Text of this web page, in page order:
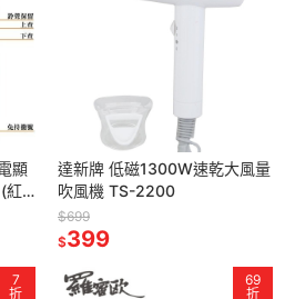
顯
紅
達新牌 低磁1300W速乾大風量
吹風機 TS-2200
$699
$399
7
折
69
折